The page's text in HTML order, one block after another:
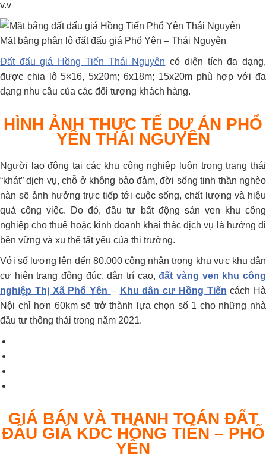
v.v
Mặt bằng phân lô đất đấu giá Phổ Yên – Thái Nguyên
Đất đấu giá Hồng Tiến Thái Nguyên có diện tích đa dạng,
được chia lô 5×16, 5x20m; 6x18m; 15x20m phù hợp với đa
dạng nhu cầu của các đối tượng khách hàng.
HÌNH ẢNH THỰC TẾ DỰ ÁN PHỔ
YÊN THÁI NGUYÊN
Người lao động tại các khu công nghiệp luôn trong trạng thái
“khát” dịch vụ, chỗ ở không bảo đảm, đời sống tinh thần nghèo
nàn sẽ ảnh hưởng trực tiếp tới cuộc sống, chất lượng và hiệu
quả công việc. Do đó, đầu tư bất động sản ven khu công
nghiệp cho thuê hoặc kinh doanh khai thác dịch vụ là hướng đi
bền vững và xu thế tất yếu của thị trường.
Với số lượng lên đến 80.000 công nhân trong khu vực khu dân
cư hiện trạng đông đúc, dân trí cao,đất vàng ven khu công
nghiệp Thị Xã Phổ Yên – Khu dân cư Hồng Tiến cách Hà
Nội chỉ hơn 60km sẽ trở thành lựa chọn số 1 cho những nhà
đầu tư thông thái trong năm 2021.
GIÁ BÁN VÀ THANH TOÁN ĐẤT
ĐẤU GIÁ KDC HỒNG TIẾN – PHỔ
YÊN